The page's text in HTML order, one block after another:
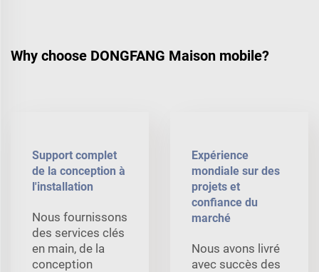
Why choose DONGFANG Maison mobile?
Support complet
de la conception à
l'installation
Nous fournissons
des services clés
en main, de la
conception
Expérience
mondiale sur des
projets et
confiance du
marché
Nous avons livré
avec succès des